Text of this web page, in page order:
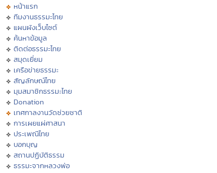
หน้าแรก
ทีมงานธรรมะไทย
แผนผังเว็บไซต์
ค้นหาข้อมูล
ติดต่อธรรมะไทย
สมุดเยี่ยม
เครือข่ายธรรมะ
สัญลักษณ์ไทย
มุมสมาชิกธรรมะไทย
Donation
เทศกาลงานวัดช่วยชาติ
การเผยแผ่ศาสนา
ประเพณีไทย
บอกบุญ
สถานปฏิบัติธรรม
ธรรมะจากหลวงพ่อ